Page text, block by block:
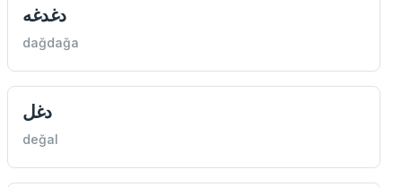
دغدغه
dağdağa
دغل
değal